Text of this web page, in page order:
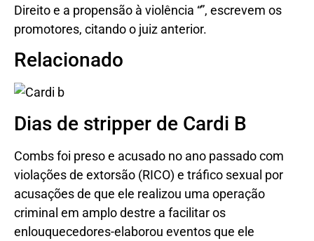
Direito e a propensão à violência “”, escrevem os
promotores, citando o juiz anterior.
Relacionado
Dias de stripper de Cardi B
Combs foi preso e acusado no ano passado com
violações de extorsão (RICO) e tráfico sexual por
acusações de que ele realizou uma operação
criminal em amplo destre a facilitar os
enlouquecedores-elaborou eventos que ele